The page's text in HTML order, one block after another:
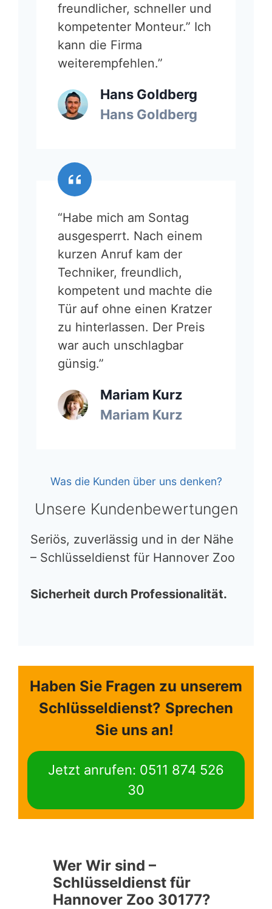
freundlicher, schneller und
kompetenter Monteur.” Ich
kann die Firma
weiterempfehlen.”
Hans Goldberg
Hans Goldberg
“Habe mich am Sontag
ausgesperrt. Nach einem
kurzen Anruf kam der
Techniker, freundlich,
kompetent und machte die
Tür auf ohne einen Kratzer
zu hinterlassen. Der Preis
war auch unschlagbar
günsig.”
Mariam Kurz
Mariam Kurz
Was die Kunden über uns denken?
Unsere Kundenbewertungen
Seriös, zuverlässig und in der Nähe
– Schlüsseldienst für Hannover Zoo
Sicherheit durch Professionalität.
Haben Sie Fragen zu unserem
Schlüsseldienst? Sprechen
Sie uns an!
Jetzt anrufen: 0511 874 526
30
Wer Wir sind –
Schlüsseldienst für
Hannover Zoo 30177?